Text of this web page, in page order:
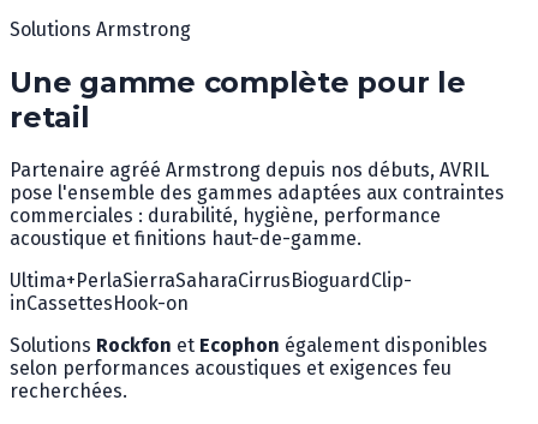
Solutions Armstrong
Une gamme complète pour le
retail
Partenaire agréé Armstrong depuis nos débuts, AVRIL
pose l'ensemble des gammes adaptées aux contraintes
commerciales : durabilité, hygiène, performance
acoustique et finitions haut-de-gamme.
Ultima+PerlaSierraSaharaCirrusBioguardClip-
inCassettesHook-on
Solutions Rockfon et Ecophon également disponibles
selon performances acoustiques et exigences feu
recherchées.